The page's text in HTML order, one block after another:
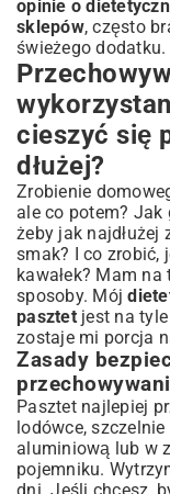
opinie o
sklepów, często
świeżego dodatku.
cieszyć się
dłużej?
Zrobienie
ale co potem? Jak
żeby jak najdłużej
smak? I co zrobić,
kawałek? Mam
sposoby. Mój
pasztetjest na tyle
zostaje mi porcja
Zasady
Pasztet najlepiej
lodówce,
aluminiową lub w
pojemniku.